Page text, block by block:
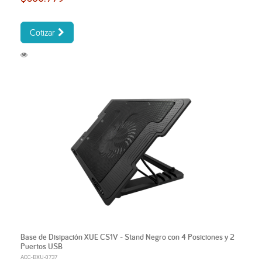
Cotizar
Base de Disipación XUE CS1V - Stand Negro con 4 Posiciones y 2
Puertos USB
ACC-BXU-0737